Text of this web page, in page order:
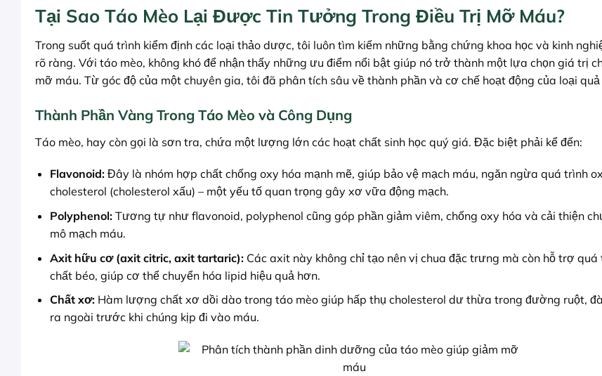
Tại Sao Táo Mèo Lại Được Tin Tưởng Trong Điều Trị Mỡ Máu?
Trong suốt quá trình kiểm định các loại thảo dược, tôi luôn tìm kiếm những bằng chứng khoa học và kinh
rõ ràng. Với táo mèo, không khó để nhận thấy những ưu điểm nổi bật giúp nó trở thành một lựa chọn giá trị
mỡ máu. Từ góc độ của một chuyên gia, tôi đã phân tích sâu về thành phần và cơ chế hoạt động của loại quả
Thành Phần Vàng Trong Táo Mèo và Công Dụng
Táo mèo, hay còn gọi là sơn tra, chứa một lượng lớn các hoạt chất sinh học quý giá. Đặc biệt phải kể đến:
Flavonoid:Đây là nhóm hợp chất chống oxy hóa mạnh mẽ, giúp bảo vệ mạch máu, ngăn ngừa quá trình
cholesterol (cholesterol xấu) – một yếu tố quan trọng gây xơ vữa động mạch.
Polyphenol:Tương tự như flavonoid, polyphenol cũng góp phần giảm viêm, chống oxy hóa và cải thiện
mô mạch máu.
Axit hữu cơ (axit citric, axit tartaric):Các axit này không chỉ tạo nên vị chua đặc trưng mà còn hỗ trợ quá
chất béo, giúp cơ thể chuyển hóa lipid hiệu quả hơn.
Chất xơ:Hàm lượng chất xơ dồi dào trong táo mèo giúp hấp thụ cholesterol dư thừa trong đường ruột,
ra ngoài trước khi chúng kịp đi vào máu.